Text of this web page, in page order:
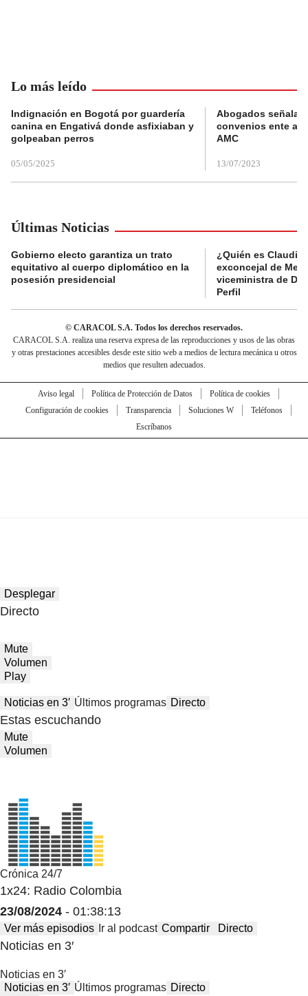
Lo más leído
Indignación en Bogotá por guardería
canina en Engativá donde asfixiaban y
golpeaban perros
05/05/2025
Abogados
convenios ente
AMC
13/07/2023
Últimas Noticias
Gobierno electo garantiza un trato
equitativo al cuerpo diplomático en la
posesión presidencial
¿Quién es Claudia
exconcejal de
viceministra de
Perfil
© CARACOL S.A. Todos los derechos reservados.
CARACOL S.A. realiza una reserva expresa de las reproducciones y usos de las obras
y otras prestaciones accesibles desde este sitio web a medios de lectura mecánica u otros
medios que resulten adecuados.
Aviso legal Política de Protección de Datos
Política de cookies
Configuración de cookies
Transparencia Soluciones W
Teléfonos
Escríbanos
Desplegar
Directo
Mute
Volumen
Play
Noticias en 3′ Últimos programas Directo
Estas escuchando
Mute
Volumen
Crónica 24/7
1x24: Radio Colombia
23/08/2024 - 01:38:13
Ver más episodios Ir al podcast Compartir Directo
Noticias en 3′
Noticias en 3′
Noticias en 3′ Últimos programas Directo